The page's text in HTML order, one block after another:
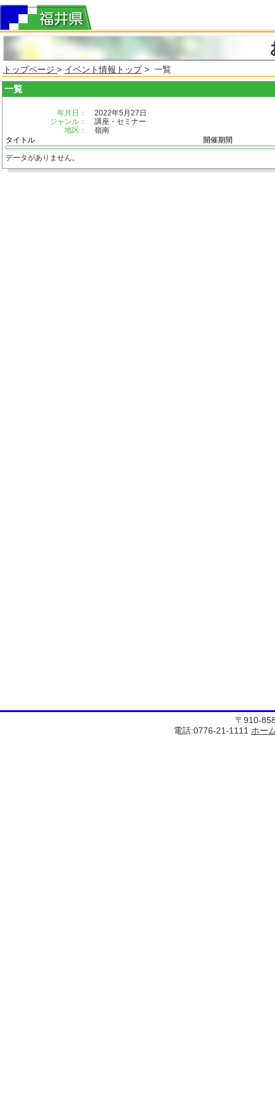
トップページ > イベント情報トップ> 一覧
一覧
年月日：
2022年5月27日
ジャンル：
講座・セミナー
地区：
嶺南
タイトル
開催期間
データがありません。
〒910-
電話:0776-21-1111 ホー